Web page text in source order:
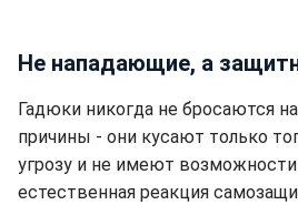
Не нападающие, а
Гадюки никогда не бросаются
причины - они кусают только
угрозу и не имеют
естественная реакция